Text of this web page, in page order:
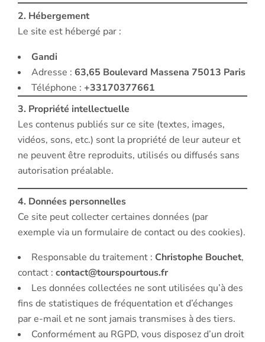
2. Hébergement
Le site est hébergé par :
Gandi
Adresse : 63,65 Boulevard Massena 75013 Paris
Téléphone : +33170377661
3. Propriété intellectuelle
Les contenus publiés sur ce site (textes, images,
vidéos, sons, etc.) sont la propriété de leur auteur et
ne peuvent être reproduits, utilisés ou diffusés sans
autorisation préalable.
4. Données personnelles
Ce site peut collecter certaines données (par
exemple via un formulaire de contact ou des cookies).
Responsable du traitement : Christophe Bouchet,
contact :contact@tourspourtous.fr
Les données collectées ne sont utilisées qu’à des
fins de statistiques de fréquentation et d’échanges
par e-mail et ne sont jamais transmises à des tiers.
Conformément au RGPD, vous disposez d’un droit